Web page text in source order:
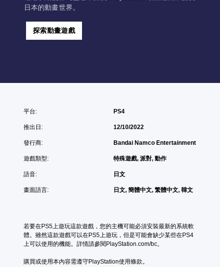
日本的動畫世界。
探索動畫遊戲
平台: PS4
推出日: 12/10/2022
發行商: Bandai Namco Entertainment
遊戲類型: 特殊遊戲, 派對, 動作
語音: 日文
畫面語言: 日文, 簡體中文, 繁體中文, 韓文
若要在PS5上遊玩這款遊戲，您的主機可能必須安裝最新的系統軟
體。雖然這款遊戲可以在PS5上遊玩，但是可能會缺少某些在PS4
上可以使用的機能。詳情請參閱PlayStation.com/bc。
購買或使用本內容需遵守PlayStation使用條款。